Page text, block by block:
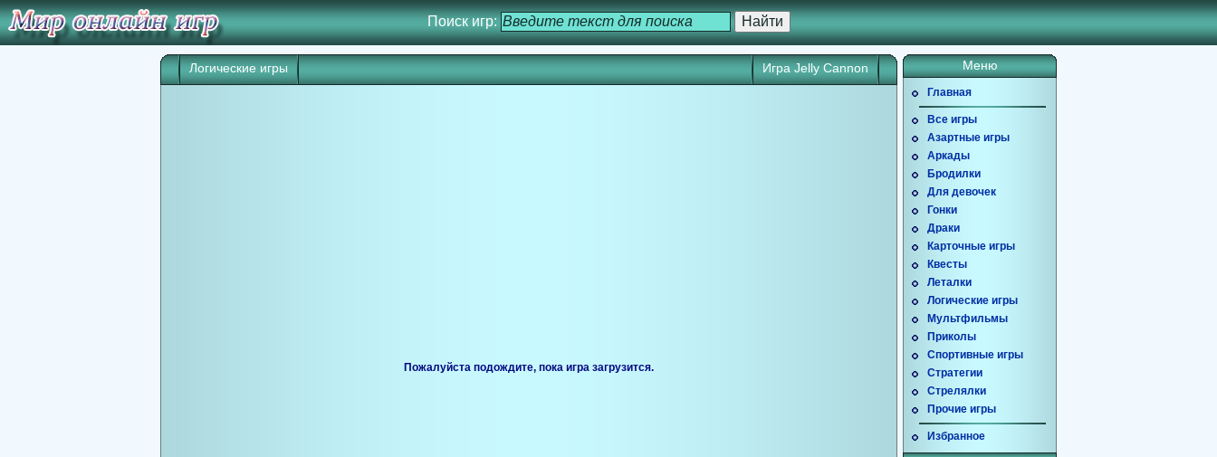
Поиск игр:
Игра Jelly Cannon
Логические игры
Игра начнется через 25 сек. Кликните для запуска игры прямо сейчас.
Меню
Главная
Все игры
Азартные игры
Аркады
Бродилки
Для девочек
Гонки
Драки
Карточные игры
Квесты
Леталки
Логические игры
Мультфильмы
Приколы
Спортивные игры
Стратегии
Стрелялки
Прочие игры
Избранное